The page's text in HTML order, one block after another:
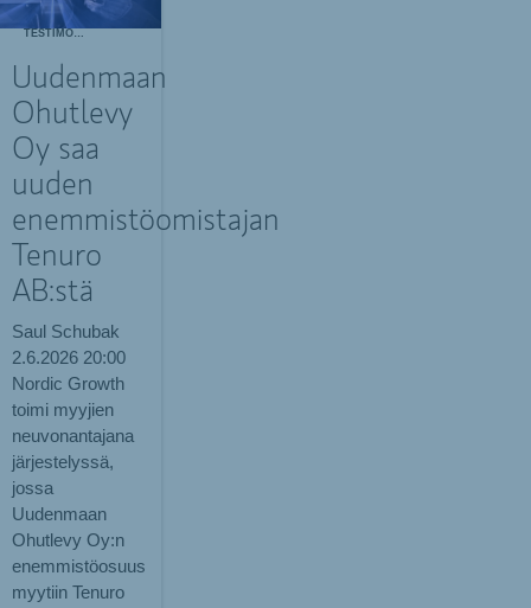
Uudenmaan
Ohutlevy
Oy saa
uuden
enemmistöomistajan
Tenuro
AB:stä
Saul Schubak
2.6.2026 20:00
Nordic Growth
toimi myyjien
neuvonantajana
järjestelyssä,
jossa
Uudenmaan
Ohutlevy Oy:n
enemmistöosuus
myytiin Tenuro